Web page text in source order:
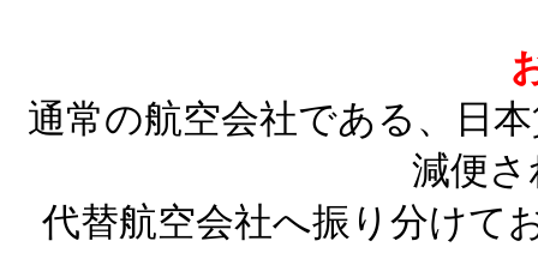
通常の航空会社である、日
減便
代替航空会社へ振り分けて